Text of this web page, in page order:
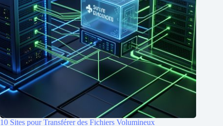
10 Sites pour Transférer des Fichiers Volumineux